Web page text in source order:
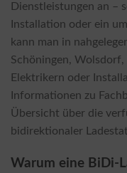
Dienstleistungen an –
Installation oder ein
kann man in
Schöningen,
Elektrikern oder
Informationen zu
Übersicht über die
bidirektionaler
Warum eine BiDi-